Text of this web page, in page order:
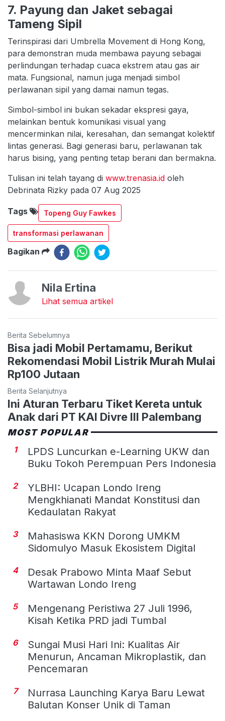
7. Payung dan Jaket sebagai
Tameng Sipil
Terinspirasi dari Umbrella Movement di Hong Kong,
para demonstran muda membawa payung sebagai
perlindungan terhadap cuaca ekstrem atau gas air
mata. Fungsional, namun juga menjadi simbol
perlawanan sipil yang damai namun tegas.
Simbol-simbol ini bukan sekadar ekspresi gaya,
melainkan bentuk komunikasi visual yang
mencerminkan nilai, keresahan, dan semangat kolektif
lintas generasi. Bagi generasi baru, perlawanan tak
harus bising, yang penting tetap berani dan bermakna.
Tulisan ini telah tayang di www.trenasia.id oleh
Debrinata Rizky pada 07 Aug 2025
Tags Topeng Guy Fawkes
transformasi perlawanan
Bagikan
Nila Ertina
Lihat semua artikel
Berita Sebelumnya
Bisa jadi Mobil Pertamamu, Berikut
Rekomendasi Mobil Listrik Murah Mulai
Rp100 Jutaan
Berita Selanjutnya
Ini Aturan Terbaru Tiket Kereta untuk
Anak dari PT KAI Divre III Palembang
MOST POPULAR
1
LPDS Luncurkan e-Learning UKW dan
Buku Tokoh Perempuan Pers Indonesia
2
YLBHI: Ucapan Londo Ireng
Mengkhianati Mandat Konstitusi dan
Kedaulatan Rakyat
3
Mahasiswa KKN Dorong UMKM
Sidomulyo Masuk Ekosistem Digital
4
Desak Prabowo Minta Maaf Sebut
Wartawan Londo Ireng
5
Mengenang Peristiwa 27 Juli 1996,
Kisah Ketika PRD jadi Tumbal
6
Sungai Musi Hari Ini: Kualitas Air
Menurun, Ancaman Mikroplastik, dan
Pencemaran
7
Nurrasa Launching Karya Baru Lewat
Balutan Konser Unik di Taman